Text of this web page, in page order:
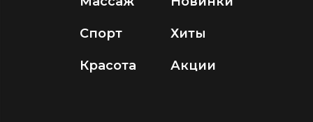
Спорт
Красота
Хиты
Акции